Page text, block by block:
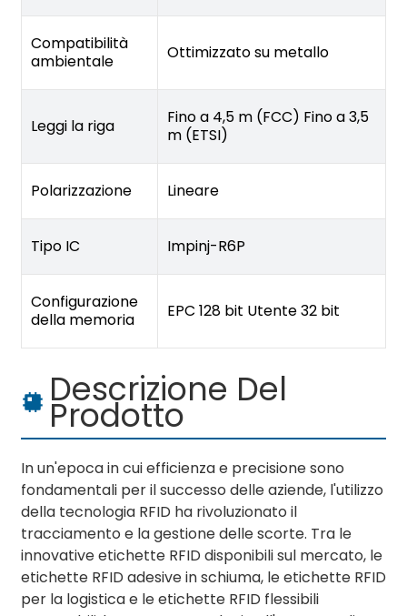
Compatibilità
ambientale
Ottimizzato su metallo
Leggi la riga
Fino a 4,5 m (FCC) Fino a 3,5
m (ETSI)
Polarizzazione Lineare
Tipo IC Impinj-R6P
Configurazione
della memoria
EPC 128 bit Utente 32 bit
Descrizione Del
Prodotto
In un'epoca in cui efficienza e precisione sono
fondamentali per il successo delle aziende, l'utilizzo
della tecnologia RFID ha rivoluzionato il
tracciamento e la gestione delle scorte. Tra le
innovative etichette RFID disponibili sul mercato, le
etichette RFID adesive in schiuma, le etichette RFID
per la logistica e le etichette RFID flessibili